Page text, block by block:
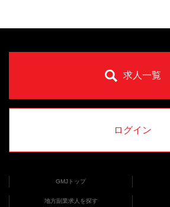
求人一覧
ログイン
GMJトップ
地方副業求人を探す